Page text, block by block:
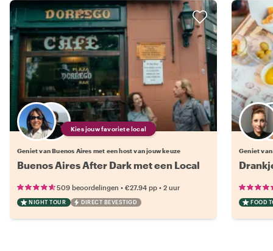
Kies jouw favoriete local
Geniet van Buenos Aires met een host van jouw keuze
Buenos Aires After Dark met een Local
509 beoordelingen • €27.94 pp • 2 uur
NIGHT TOUR DIRECT BEVESTIGD
Geniet
FOOD